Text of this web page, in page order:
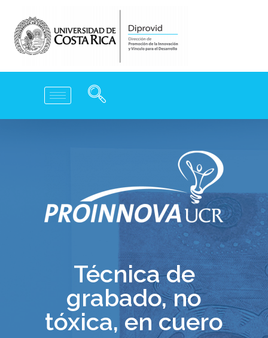
Técnica de
grabado, no
tóxica, en cuero